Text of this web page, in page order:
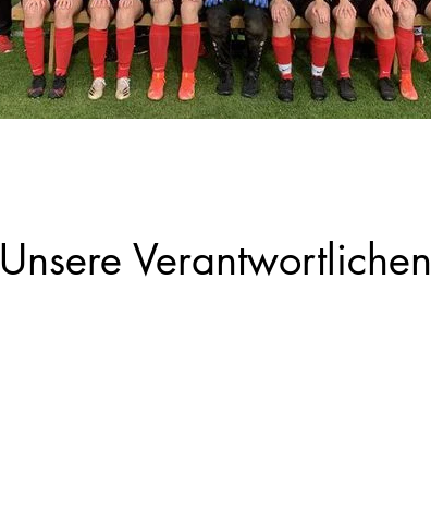
Unsere Verantwortlichen